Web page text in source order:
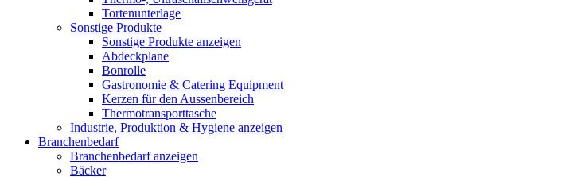
Tortenunterlage
Sonstige Produkte
Sonstige Produkte anzeigen
Abdeckplane
Bonrolle
Gastronomie & Catering Equipment
Kerzen für den Aussenbereich
Thermotransporttasche
Industrie, Produktion & Hygiene anzeigen
Branchenbedarf
Branchenbedarf anzeigen
Bäcker